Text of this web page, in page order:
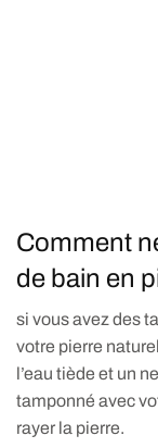
Comment
de bain en
si vous avez des
votre pierre
l’eau tiède et un
tamponné avec
rayer la pierre.